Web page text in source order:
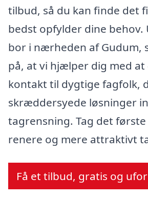
tilbud, så du kan finde det
bedst opfylder dine behov.
bor i nærheden af Gudum,
på, at vi hjælper dig med at
kontakt til dygtige fagfolk,
skræddersyede løsninger
tagrensning. Tag det
renere og mere attraktivt
Få et tilbud, gratis og